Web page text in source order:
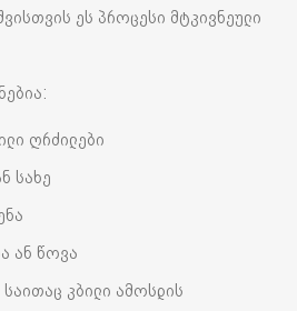
ეს პროცესი მტკივნეული
ღრძილები
სახე
ან წოვა
საითაც კბილი ამოსდის